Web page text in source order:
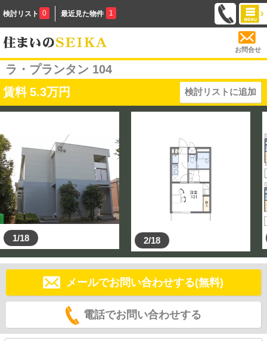
検討リスト 0 最近見た物件 1
お問合せ
ラ・プランタン 104
賃料 5.3万円 検討リストに追加
1/18 2/18
メールでお問い合わせする(無料)
電話でお問い合わせする